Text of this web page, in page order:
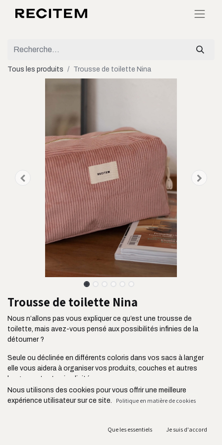
Tous les produits Trousse de toilette Nina
Trousse de toilette Nina
Nous n’allons pas vous expliquer ce qu’est une trousse de
toilette, mais avez-vous pensé aux possibilités infinies de la
détourner ?
Seule ou déclinée en différents coloris dans vos sacs à langer
elle vous aidera à organiser vos produits, couches et autres
langes en toute simplicité.
Parfaite en organisatrice de valise, en trousse à tricot, à vernis,
Nous utilisons des cookies pour vous offrir une meilleure
expérience utilisateur sur ce site.
Politique en matière de cookies
Que les essentiels Je suis d'accord